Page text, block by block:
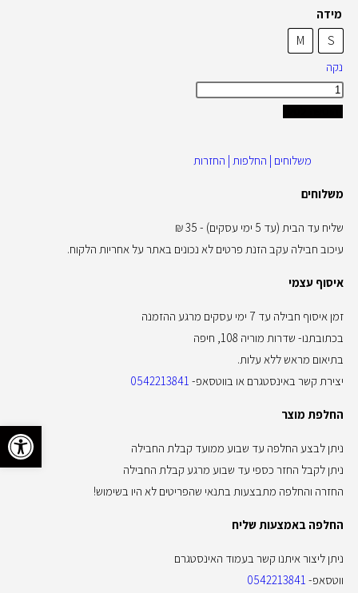
מידה
S
M
נקה
משלוחים | החלפות | החזרות
משלוחים
שליח עד הבית (עד 5 ימי עסקים) - 35 ₪
עיכוב חבילה עקב הזנת פרטים לא נכונים באתר על אחריות הלקוח.
איסוף עצמי
זמן איסוף חבילה עד 7 ימי עסקים מרגע ההזמנה
בכתובתנו- שדרות מוריה 108, חיפה
בתיאום מראש ללא עלות.
יצירת קשר באינסטגרם או בווטסאפ- 0542213841
החלפת מוצר
ניתן לבצע החלפה עד שבוע ממועד קבלת החבילה
ניתן לקבל החזר כספי עד שבוע מרגע קבלת החבילה
החזרה והחלפה מתבצעות בתנאי שהפריטים לא היו בשימוש!
החלפה באמצעות שליח
ניתן ליצור איתנו קשר בעמוד האינסטגרם
ווטסאפ- 0542213841
פתח